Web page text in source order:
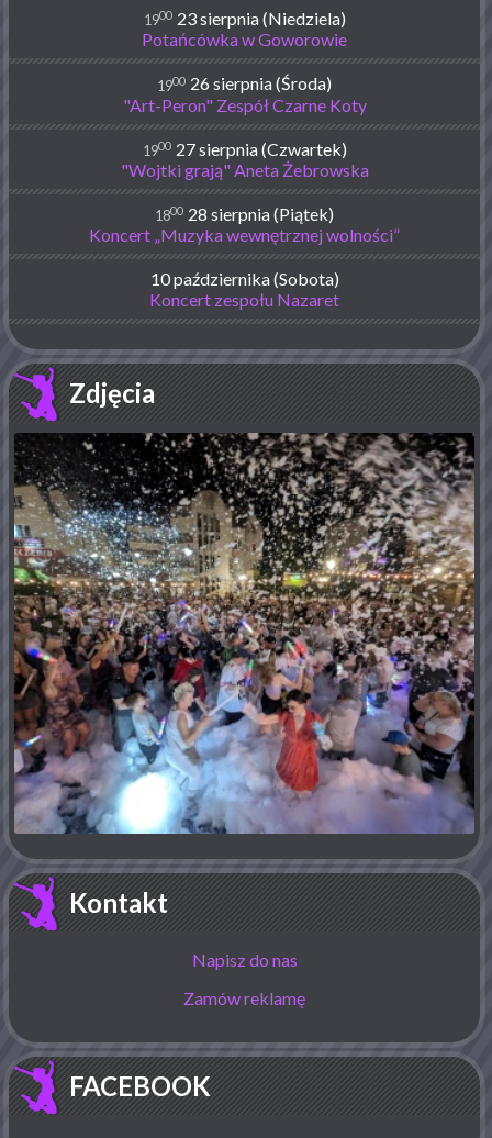
1900 23 sierpnia (Niedziela)
Potańcówka w Goworowie
1900 26 sierpnia (Środa)
"Art-Peron" Zespół Czarne Koty
1900 27 sierpnia (Czwartek)
"Wojtki grają" Aneta Żebrowska
1800 28 sierpnia (Piątek)
Koncert „Muzyka wewnętrznej wolności”
10 października (Sobota)
Koncert zespołu Nazaret
Zdjęcia
Kontakt
Napisz do nas
Zamów reklamę
FACEBOOK